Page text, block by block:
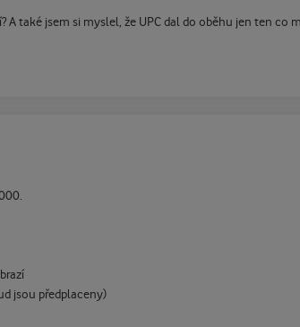
také jsem si myslel, že UPC dal do oběhu jen ten co
jsou předplaceny)